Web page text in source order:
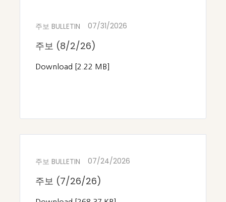
주보 BULLETIN 07/31/2026
주보 (8/2/26)
Download [2.22 MB]
주보 BULLETIN 07/24/2026
주보 (7/26/26)